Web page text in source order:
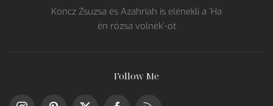
Koncz Zsuzsa és Azahriah is elénekli a ’Ha
én rózsa volnék’-ot
Follow Me